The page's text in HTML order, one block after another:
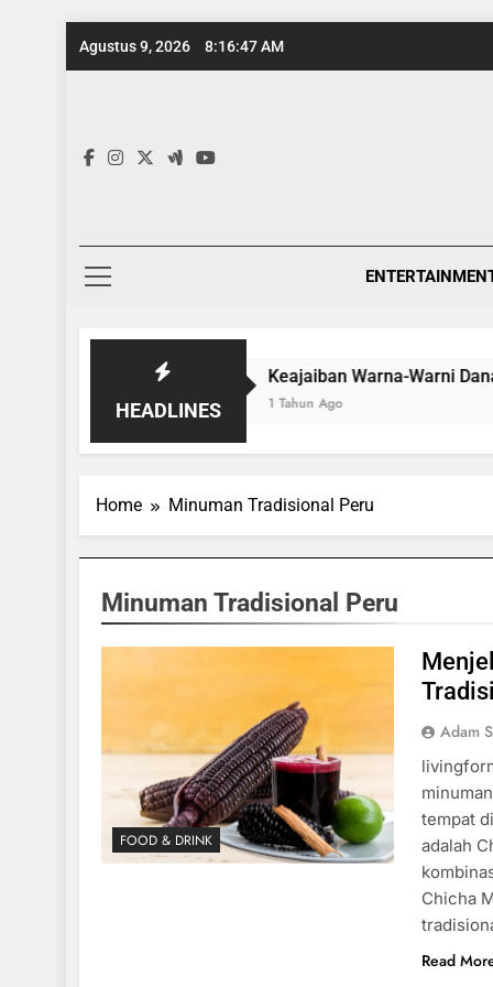
Agustus 9, 2026 8:16:48 AM
HEADLINES
Keajaiban Warna-Warni Danau
1 Tahun Ago
Home Minuman Tradisional Peru
Minuman Tradisional Peru
FOOD & DRINK
Adam
tempat
adalah
Chicha
Read
SPORTS & GAMES